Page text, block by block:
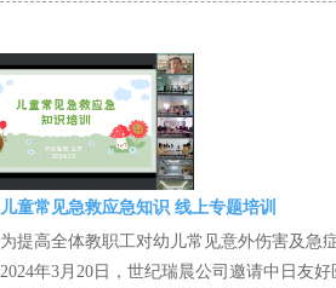
儿童常见急救应急知识 线上专题培训
为提高全体教职工对幼儿常见意外伤害及急
2024年3月20日，世纪瑞晨公司邀请中日友